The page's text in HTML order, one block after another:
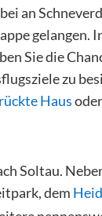
an
gelangen.
Sie die
zu
Haus
Soltau.
dem